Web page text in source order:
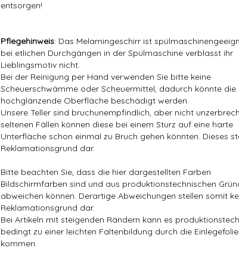
entsorgen!
Pflegehinweis: Das Melamingeschirr ist
bei etlichen Durchgängen in der Spülmaschine verblasst ihr
Lieblingsmotiv nicht.
Bei der Reinigung per Hand verwenden Sie bitte keine
Scheuerschwämme oder Scheuermittel, dadurch könnte die
hochglänzende Oberfläche beschädigt werden.
Unsere Teller sind bruchunempfindlich, aber nicht
seltenen Fällen können diese bei einem Sturz auf eine harte
Unterfläche schon einmal zu Bruch gehen könnten. Dieses
Reklamationsgrund dar.
Bitte beachten Sie, dass die hier dargestellten Farben
Bildschirmfarben sind und aus produktionstechnischen
abweichen können. Derartige Abweichungen stellen somit
Reklamationsgrund dar.
Bei Artikeln mit steigenden Rändern kann es
bedingt zu einer leichten Faltenbildung durch die
kommen.